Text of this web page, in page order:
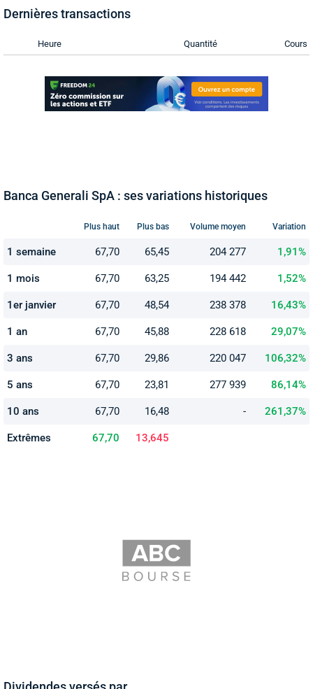
Dernières transactions
Heure Quantité Cours
Banca Generali SpA : ses variations historiques
Plus haut Plus bas Volume moyen Variation
1 semaine 67,70 65,45 204 277 1,91%
1 mois 67,70 63,25 194 442 1,52%
1er janvier 67,70 48,54 238 378 16,43%
1 an 67,70 45,88 228 618 29,07%
3 ans 67,70 29,86 220 047 106,32%
5 ans 67,70 23,81 277 939 86,14%
10 ans 67,70 16,48 - 261,37%
Extrêmes 67,70 13,645